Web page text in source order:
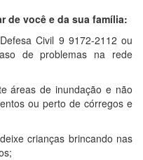
de você e da sua família:
Civil 9 9172-2112 ou
de problemas na rede
áreas de inundação e não
ou perto de córregos e
crianças brincando nas